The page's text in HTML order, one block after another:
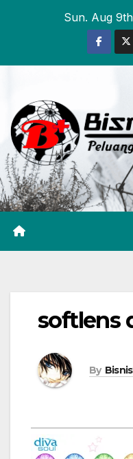
Sun. Aug
softlens
By